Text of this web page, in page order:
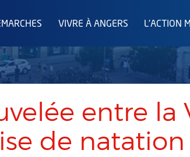
VIVRE À ANGERS L'ACTION
entre la
de natation